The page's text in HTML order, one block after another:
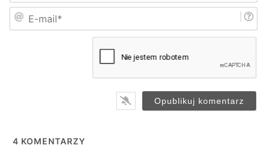
Pokazy artystyczne podczas „I Spotkania z kulturą
i
m
4 KOMENTARZY